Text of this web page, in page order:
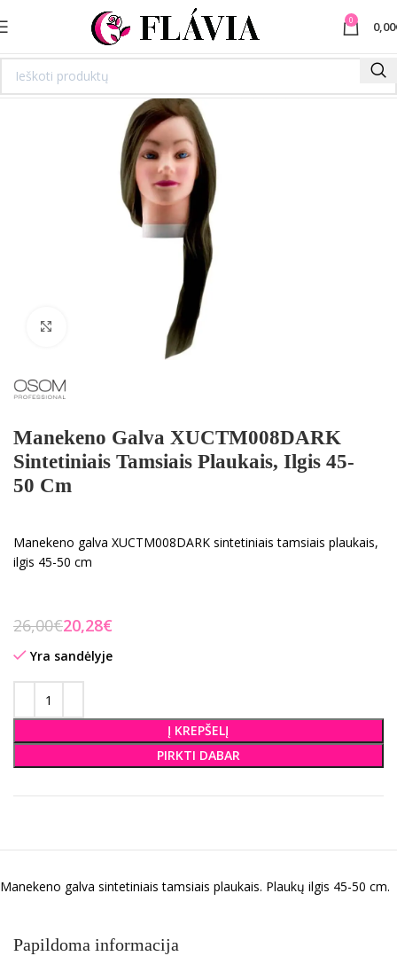
0 0,00
Spustelėkite norėdami padidinti
Manekeno Galva XUCTM008DARK
Sintetiniais Tamsiais Plaukais, Ilgis 45-
50 Cm
Manekeno galva XUCTM008DARK sintetiniais tamsiais plaukais,
ilgis 45-50 cm
26,00€20,28€
Yra sandėlyje
Į KREPŠELĮ
PIRKTI DABAR
Manekeno galva sintetiniais tamsiais plaukais. Plaukų ilgis 45-50 cm.
Papildoma informacija